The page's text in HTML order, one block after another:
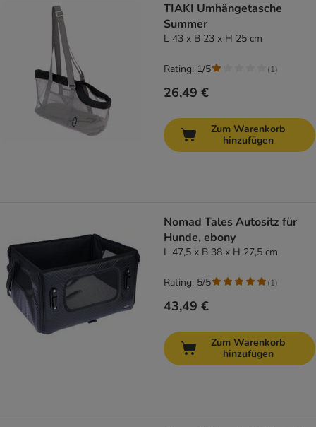
TIAKI Umhängetasche
Summer
L 43 x B 23 x H 25 cm
26,49 €
Rating: 1/5 (1)
Zum Warenkorb
hinzufügen
Nomad Tales Autositz für
Hunde, ebony
L 47,5 x B 38 x H 27,5 cm
43,49 €
Rating: 5/5 (1)
Zum Warenkorb
hinzufügen